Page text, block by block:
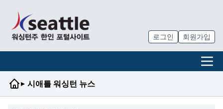
로그인 회원가입
▸ 시애틀 워싱턴 뉴스